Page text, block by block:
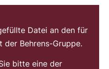
Datei an den für
der Behrens-Gruppe.
bitte eine der